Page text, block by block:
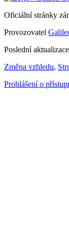
Oficiální stránky
Provozovatel
Poslední
Změna vzhledu,
Prohlášení o